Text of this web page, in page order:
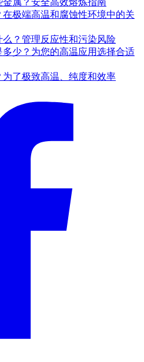
极端高温和腐蚀性环境中的关
？管理反应性和污染风险
少？为您的高温应用选择合适
了极致高温、纯度和效率